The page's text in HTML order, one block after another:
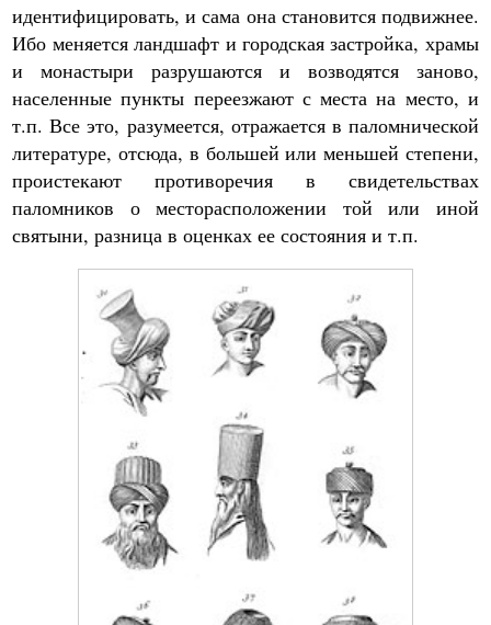
идентифицировать, и сама она становится подвижнее.
Ибо меняется ландшафт и городская застройка, храмы
и монастыри разрушаются и возводятся заново,
населенные пункты переезжают с места на место, и
т.п. Все это, разумеется, отражается в паломнической
литературе, отсюда, в большей или меньшей степени,
проистекают противоречия в свидетельствах
паломников о месторасположении той или иной
святыни, разница в оценках ее состояния и т.п.